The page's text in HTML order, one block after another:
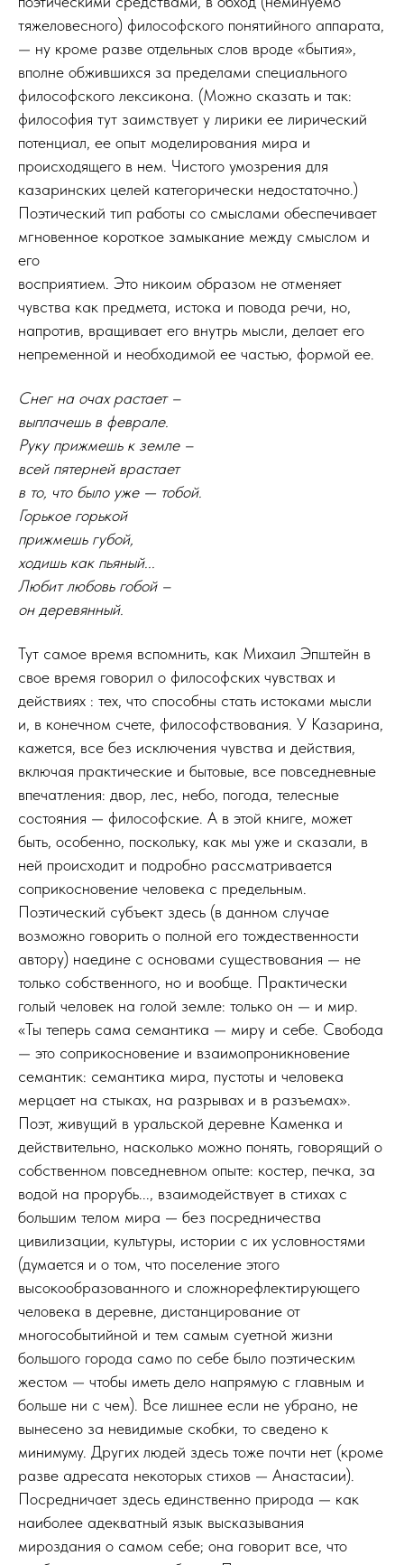
тяжеловесного) философского понятийного аппарата,
— ну кроме разве отдельных слов вроде «бытия»,
вполне обжившихся за пределами специального
философского лексикона. (Можно сказать и так:
философия тут заимствует у лирики ее лирический
потенциал, ее опыт моделирования мира и
происходящего в нем. Чистого умозрения для
казаринских целей категорически недостаточно.)
Поэтический тип работы со смыслами обеспечивает
мгновенное короткое замыкание между смыслом и
его
восприятием. Это никоим образом не отменяет
чувства как предмета, истока и повода речи, но,
напротив, вращивает его внутрь мысли, делает его
непременной и необходимой ее частью, формой ее.
Снег на очах растает –
выплачешь в феврале.
Руку прижмешь к земле –
всей пятерней врастает
в то, что было уже — тобой.
Горькое горькой
прижмешь губой,
ходишь как пьяный...
Любит любовь гобой –
он деревянный.
Тут самое время вспомнить, как Михаил Эпштейн в
свое время говорил о философских чувствах и
действиях : тех, что способны стать истоками мысли
и, в конечном счете, философствования. У Казарина,
кажется, все без исключения чувства и действия,
включая практические и бытовые, все повседневные
впечатления: двор, лес, небо, погода, телесные
состояния — философские. А в этой книге, может
быть, особенно, поскольку, как мы уже и сказали, в
ней происходит и подробно рассматривается
соприкосновение человека с предельным.
Поэтический субъект здесь (в данном случае
возможно говорить о полной его тождественности
автору) наедине с основами существования — не
только собственного, но и вообще. Практически
голый человек на голой земле: только он — и мир.
«Ты теперь сама семантика — миру и себе. Свобода
— это соприкосновение и взаимопроникновение
семантик: семантика мира, пустоты и человека
мерцает на стыках, на разрывах и в разъемах».
Поэт, живущий в уральской деревне Каменка и
действительно, насколько можно понять, говорящий о
собственном повседневном опыте: костер, печка, за
водой на прорубь..., взаимодействует в стихах с
большим телом мира — без посредничества
цивилизации, культуры, истории с их условностями
(думается и о том, что поселение этого
высокообразованного и сложнорефлектирующего
человека в деревне, дистанцирование от
многособытийной и тем самым суетной жизни
большого города само по себе было поэтическим
жестом — чтобы иметь дело напрямую с главным и
больше ни с чем). Все лишнее если не убрано, не
вынесено за невидимые скобки, то сведено к
минимуму. Других людей здесь тоже почти нет (кроме
разве адресата некоторых стихов — Анастасии).
Посредничает здесь единственно природа — как
наиболее адекватный язык высказывания
мироздания о самом себе; она говорит все, что